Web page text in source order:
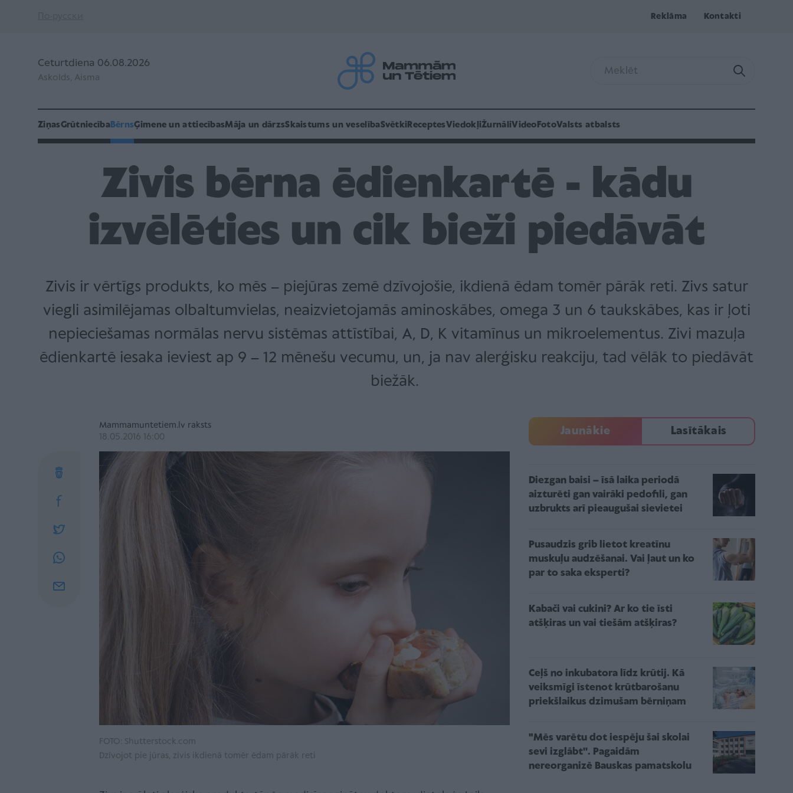
Reklāma Kontakti
Ceturtdiena 06.08.2026
Askolds, Aisma
ZiņasGrūtniecībaBērnsĢimene un attiecībasMāja un dārzsSkaistums un veselībaSvētki ReceptesViedokļiŽurnāliVideo FotoValsts atbalsts
Zivis bērna ēdienkartē - kādu
izvēlēties un cik bieži piedāvāt
Zivis ir vērtīgs produkts, ko mēs – piejūras zemē dzīvojošie, ikdienā ēdam tomēr pārāk reti. Zivs satur
viegli asimilējamas olbaltumvielas, neaizvietojamās aminoskābes, omega 3 un 6 taukskābes, kas ir ļoti
nepieciešamas normālas nervu sistēmas attīstībai, A, D, K vitamīnus un mikroelementus. Zivi mazuļa
ēdienkartē iesaka ieviest ap 9 – 12 mēnešu vecumu, un, ja nav alerģisku reakciju, tad vēlāk to piedāvāt
biežāk.
Mammamuntetiem.lv raksts
18.05.2016 16:00
FOTO: Shutterstock.com
Dzīvojot pie jūras, zivis ikdienā tomēr ēdam pārāk reti
Jaunākie Lasītākais
Diezgan baisi – īsā laika periodā
aizturēti gan vairāki pedofili, gan
uzbrukts arī pieaugušai sievietei
Pusaudzis grib lietot kreatīnu
muskuļu audzēšanai. Vai ļaut un ko
par to saka eksperti?
Kabači vai cukini? Ar ko tie īsti
atšķiras un vai tiešām atšķiras?
Ceļš no inkubatora līdz krūtij. Kā
veiksmīgi īstenot krūtbarošanu
priekšlaikus dzimušam bērniņam
"Mēs varētu dot iespēju šai skolai
sevi izglābt''. Pagaidām
nereorganizē Bauskas pamatskolu